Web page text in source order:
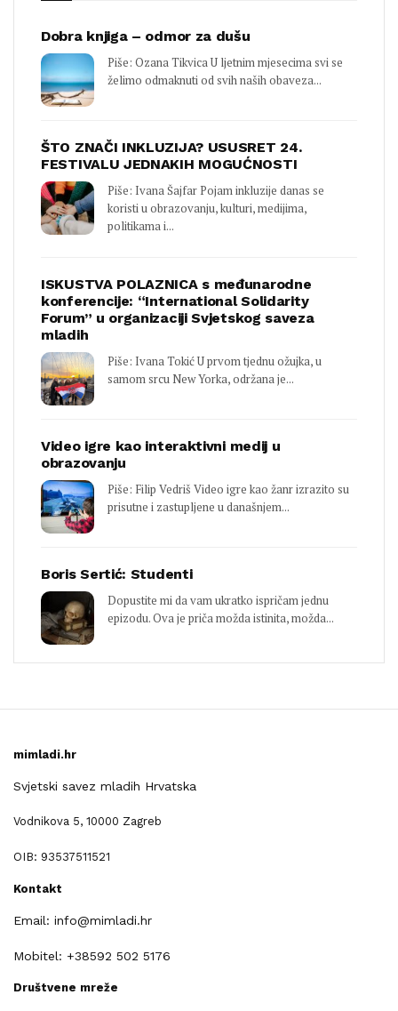
Dobra knjiga – odmor za dušu
Piše: Ozana Tikvica U ljetnim mjesecima svi se
želimo odmaknuti od svih naših obaveza...
ŠTO ZNAČI INKLUZIJA? USUSRET 24.
FESTIVALU JEDNAKIH MOGUĆNOSTI
Piše: Ivana Šajfar Pojam inkluzije danas se
koristi u obrazovanju, kulturi, medijima,
politikama i...
ISKUSTVA POLAZNICA s međunarodne
konferencije: “International Solidarity
Forum” u organizaciji Svjetskog saveza
mladih
Piše: Ivana Tokić U prvom tjednu ožujka, u
samom srcu New Yorka, održana je...
Video igre kao interaktivni medij u
obrazovanju
Piše: Filip Vedriš Video igre kao žanr izrazito su
prisutne i zastupljene u današnjem...
Boris Sertić: Studenti
Dopustite mi da vam ukratko ispričam jednu
epizodu. Ova je priča možda istinita, možda...
mimladi.hr
Svjetski savez mladih Hrvatska
Vodnikova 5, 10000 Zagreb
OIB: 93537511521
Kontakt
Email: info@mimladi.hr
Mobitel: +38592 502 5176
Društvene mreže